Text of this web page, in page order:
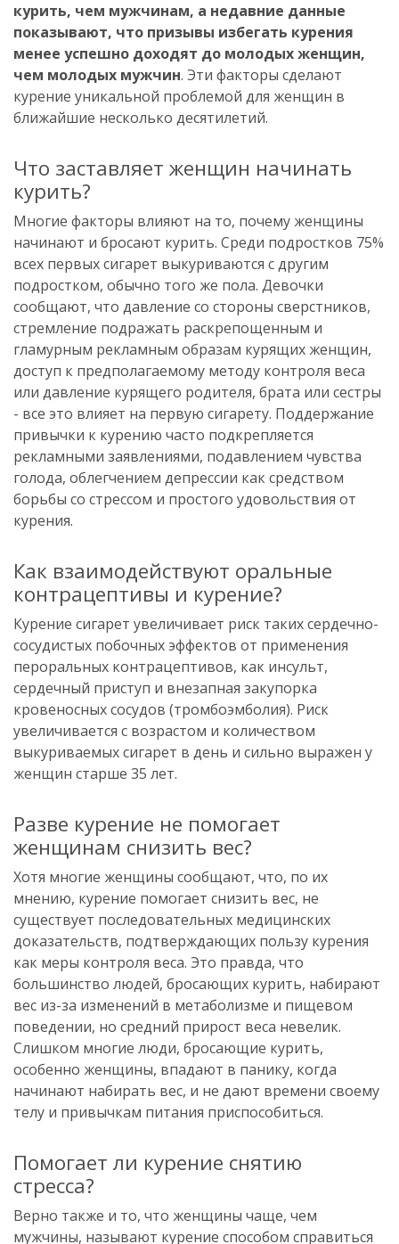
курить, чем мужчинам, а недавние данные
показывают, что призывы избегать курения
менее успешно доходят до молодых женщин,
чем молодых мужчин. Эти факторы сделают
курение уникальной проблемой для женщин в
ближайшие несколько десятилетий.
Что заставляет женщин начинать
курить?
Многие факторы влияют на то, почему женщины
начинают и бросают курить. Среди подростков 75%
всех первых сигарет выкуриваются с другим
подростком, обычно того же пола. Девочки
сообщают, что давление со стороны сверстников,
стремление подражать раскрепощенным и
гламурным рекламным образам курящих женщин,
доступ к предполагаемому методу контроля веса
или давление курящего родителя, брата или сестры
- все это влияет на первую сигарету. Поддержание
привычки к курению часто подкрепляется
рекламными заявлениями, подавлением чувства
голода, облегчением депрессии как средством
борьбы со стрессом и простого удовольствия от
курения.
Как взаимодействуют оральные
контрацептивы и курение?
Курение сигарет увеличивает риск таких сердечно-
сосудистых побочных эффектов от применения
пероральных контрацептивов, как инсульт,
сердечный приступ и внезапная закупорка
кровеносных сосудов (тромбоэмболия). Риск
увеличивается с возрастом и количеством
выкуриваемых сигарет в день и сильно выражен у
женщин старше 35 лет.
Разве курение не помогает
женщинам снизить вес?
Хотя многие женщины сообщают, что, по их
мнению, курение помогает снизить вес, не
существует последовательных медицинских
доказательств, подтверждающих пользу курения
как меры контроля веса. Это правда, что
большинство людей, бросающих курить, набирают
вес из-за изменений в метаболизме и пищевом
поведении, но средний прирост веса невелик.
Слишком многие люди, бросающие курить,
особенно женщины, впадают в панику, когда
начинают набирать вес, и не дают времени своему
телу и привычкам питания приспособиться.
Помогает ли курение снятию
стресса?
Верно также и то, что женщины чаще, чем
мужчины, называют курение способом справиться